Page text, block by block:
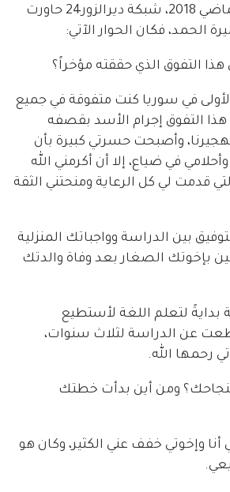
الرياضيات العام الماضي 2018، شبكة ديرالزور24 حاورت
الحمد، فكان الحوار الآتي:
في سوريا كنت متفوقة في جميع
التفوق إجرام الأسد بقصفه
وأصبحت حسرتي كبيرة بأن
في ضياع، إلا أن أكرمني الله
قدمت لي كل الرعاية ومنحتني الثقة
بين الدراسة وواجباتك المنزلية
بإخوتك الصغار بعد وفاة والدتك
لتعلم اللغة لأستطيع
عن الدراسة لثلاث سنوات،
رحمها الله.
بنجاحك؟ ومن أين بدأت خطتك
أنا وإخوتي خفف عني الكثير، وكان هو